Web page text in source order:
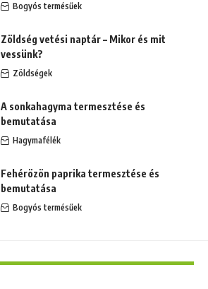
Bogyós termésűek
Zöldség vetési naptár – Mikor és mit
vessünk?
Zöldségek
A sonkahagyma termesztése és
bemutatása
Hagymafélék
Fehérözön paprika termesztése és
bemutatása
Bogyós termésűek